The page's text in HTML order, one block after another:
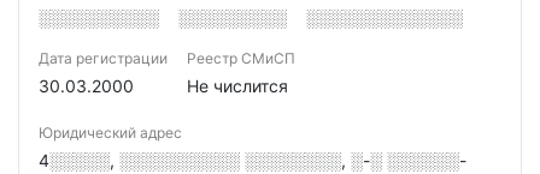
░░░░░░░░░░ ░░░░░░░░░ ░░░░░░░░░░░░░
Дата регистрации
30.03.2000
Реестр СМиСП
Не числится
Юридический адрес
4░░░░░, ░░░░░░░░░░ ░░░░░░░░, ░-░ ░░░░░░-